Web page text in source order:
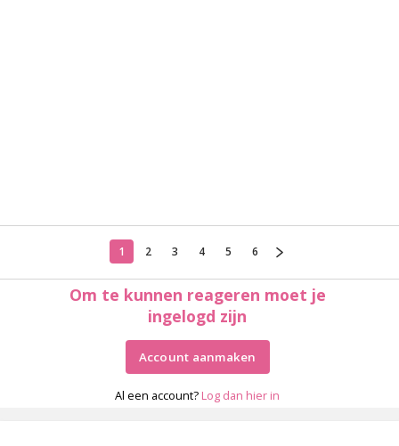
1 2 3 4 5 6
Om te kunnen reageren moet je
ingelogd zijn
Account aanmaken
Al een account? Log dan hier in